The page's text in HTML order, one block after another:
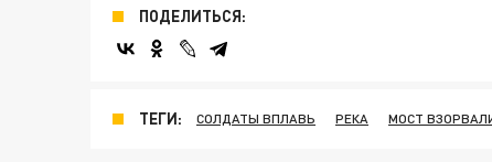
ПОДЕЛИТЬСЯ:
ТЕГИ: СОЛДАТЫ ВПЛАВЬ РЕКА МОСТ